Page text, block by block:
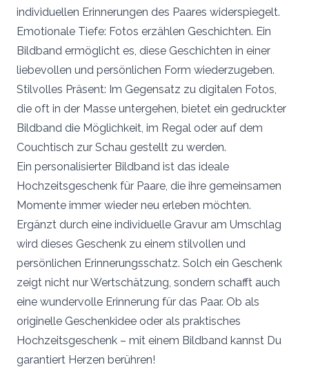
individuellen Erinnerungen des Paares widerspiegelt.
Emotionale Tiefe: Fotos erzählen Geschichten. Ein
Bildband ermöglicht es, diese Geschichten in einer
liebevollen und persönlichen Form wiederzugeben.
Stilvolles Präsent: Im Gegensatz zu digitalen Fotos,
die oft in der Masse untergehen, bietet ein gedruckter
Bildband die Möglichkeit, im Regal oder auf dem
Couchtisch zur Schau gestellt zu werden.
Ein personalisierter Bildband ist das ideale
Hochzeitsgeschenk für Paare, die ihre gemeinsamen
Momente immer wieder neu erleben möchten.
Ergänzt durch eine individuelle Gravur am Umschlag
wird dieses Geschenk zu einem stilvollen und
persönlichen Erinnerungsschatz. Solch ein Geschenk
zeigt nicht nur Wertschätzung, sondern schafft auch
eine wundervolle Erinnerung für das Paar. Ob als
originelle Geschenkidee oder als praktisches
Hochzeitsgeschenk – mit einem Bildband kannst Du
garantiert Herzen berühren!